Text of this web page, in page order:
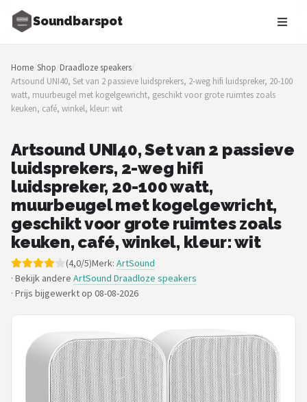
Soundbarspot
Zoeken
NAVIGATIE
Shop
Blog
Muziekstijlen
Sonos
JBL
Samsung
Shop
POPULAIRE MERKEN
Power Dynamics
Home/Shop/Draadloze speakers/
Artsound UNI40, Set van 2 passieve luidsprekers, 2-weg hifi luidspreker, 20-100
watt, muurbeugel met kogelgewricht, geschikt voor grote ruimtes zoals
keuken, café, winkel, kleur: wit
Artsound UNI40, Set van 2 passieve
luidsprekers, 2-weg hifi
luidspreker, 20-100 watt,
muurbeugel met kogelgewricht,
geschikt voor grote ruimtes zoals
keuken, café, winkel, kleur: wit
(4,0/5)Merk: ArtSound
· Bekijk andere ArtSound Draadloze speakers
· Prijs bijgewerkt op 08-08-2026